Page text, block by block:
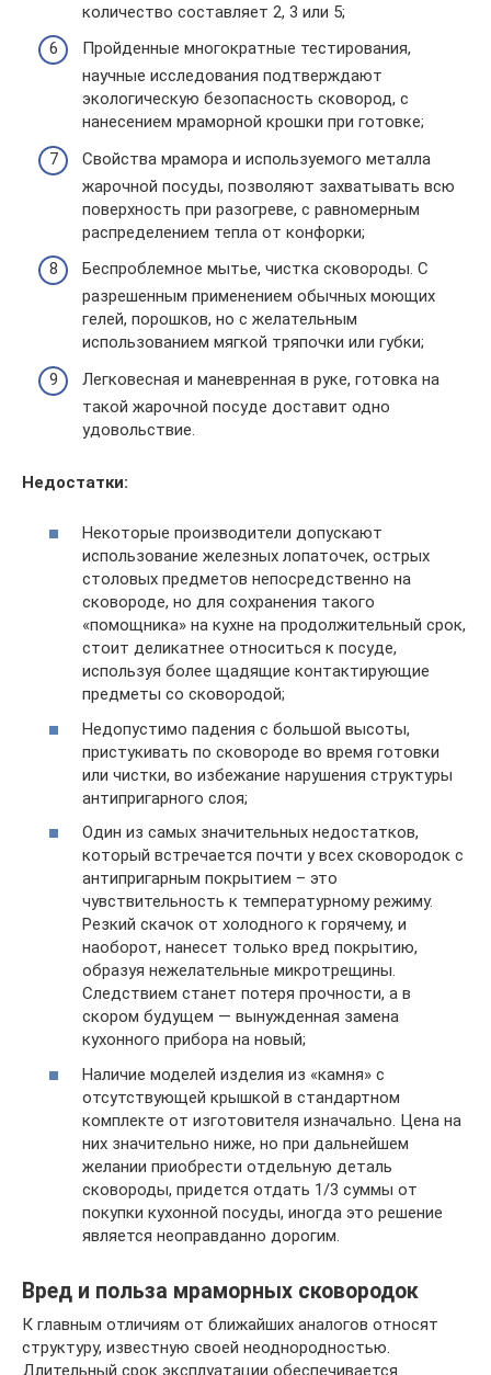
количество составляет 2, 3 или 5;
Пройденные многократные тестирования,
научные исследования подтверждают
экологическую безопасность сковород, с
нанесением мраморной крошки при готовке;
Свойства мрамора и используемого металла
жарочной посуды, позволяют захватывать всю
поверхность при разогреве, с равномерным
распределением тепла от конфорки;
Беспроблемное мытье, чистка сковороды. С
разрешенным применением обычных моющих
гелей, порошков, но с желательным
использованием мягкой тряпочки или губки;
Легковесная и маневренная в руке, готовка на
такой жарочной посуде доставит одно
удовольствие.
Недостатки:
Некоторые производители допускают
использование железных лопаточек, острых
столовых предметов непосредственно на
сковороде, но для сохранения такого
«помощника» на кухне на продолжительный срок,
стоит деликатнее относиться к посуде,
используя более щадящие контактирующие
предметы со сковородой;
Недопустимо падения с большой высоты,
пристукивать по сковороде во время готовки
или чистки, во избежание нарушения структуры
антипригарного слоя;
Один из самых значительных недостатков,
который встречается почти у всех сковородок с
антипригарным покрытием – это
чувствительность к температурному режиму.
Резкий скачок от холодного к горячему, и
наоборот, нанесет только вред покрытию,
образуя нежелательные микротрещины.
Следствием станет потеря прочности, а в
скором будущем — вынужденная замена
кухонного прибора на новый;
Наличие моделей изделия из «камня» с
отсутствующей крышкой в стандартном
комплекте от изготовителя изначально. Цена на
них значительно ниже, но при дальнейшем
желании приобрести отдельную деталь
сковороды, придется отдать 1/3 суммы от
покупки кухонной посуды, иногда это решение
является неоправданно дорогим.
Вред и польза мраморных сковородок
К главным отличиям от ближайших аналогов относят
структуру, известную своей неоднородностью.
Длительный срок эксплуатации обеспечивается